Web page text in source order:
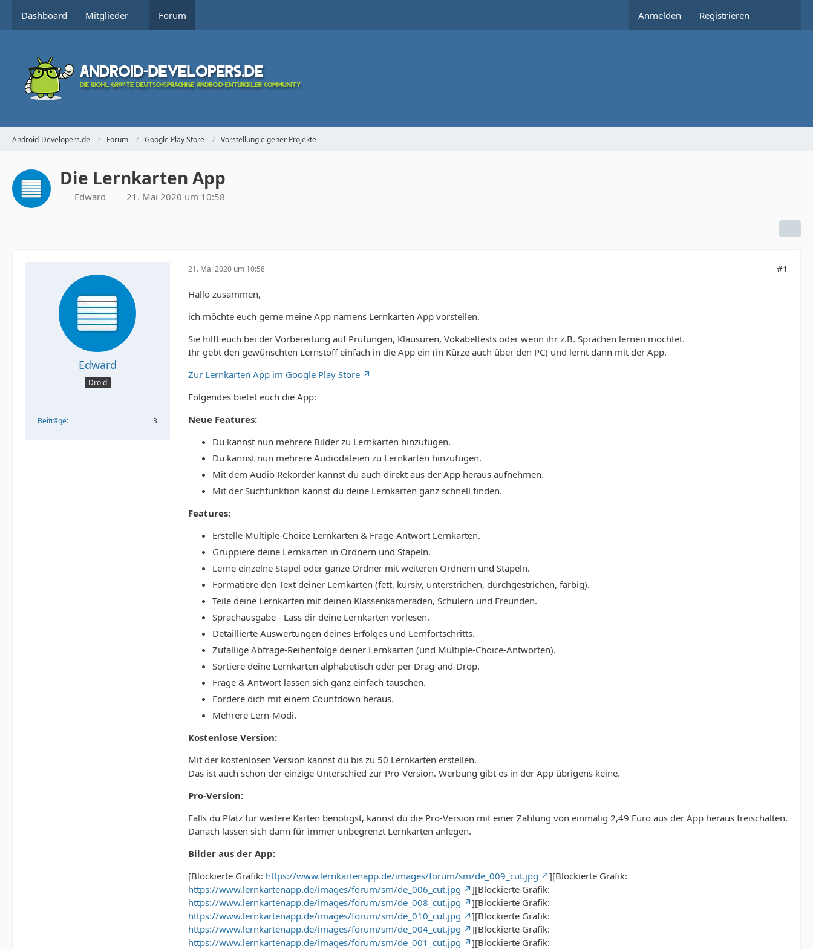
Dashboard Mitglieder Forum Anmelden Registrieren
Android-Developers.de Forum Google Play Store Vorstellung eigener Projekte
Die Lernkarten App
Edward 21. Mai 2020 um 10:58
Edward
Droid
Beiträge 3
21. Mai 2020 um 10:58 #1
Hallo zusammen,
ich möchte euch gerne meine App namens Lernkarten App vorstellen.
Sie hilft euch bei der Vorbereitung auf Prüfungen, Klausuren, Vokabeltests oder wenn ihr z.B. Sprachen lernen möchtet.
Ihr gebt den gewünschten Lernstoff einfach in die App ein (in Kürze auch über den PC) und lernt dann mit der App.
Zur Lernkarten App im Google Play Store
Folgendes bietet euch die App:
Neue Features:
Du kannst nun mehrere Bilder zu Lernkarten hinzufügen.
Du kannst nun mehrere Audiodateien zu Lernkarten hinzufügen.
Mit dem Audio Rekorder kannst du auch direkt aus der App heraus aufnehmen.
Mit der Suchfunktion kannst du deine Lernkarten ganz schnell finden.
Features:
Erstelle Multiple-Choice Lernkarten & Frage-Antwort Lernkarten.
Gruppiere deine Lernkarten in Ordnern und Stapeln.
Lerne einzelne Stapel oder ganze Ordner mit weiteren Ordnern und Stapeln.
Formatiere den Text deiner Lernkarten (fett, kursiv, unterstrichen, durchgestrichen, farbig).
Teile deine Lernkarten mit deinen Klassenkameraden, Schülern und Freunden.
Sprachausgabe - Lass dir deine Lernkarten vorlesen.
Detaillierte Auswertungen deines Erfolges und Lernfortschritts.
Zufällige Abfrage-Reihenfolge deiner Lernkarten (und Multiple-Choice-Antworten).
Sortiere deine Lernkarten alphabetisch oder per Drag-and-Drop.
Frage & Antwort lassen sich ganz einfach tauschen.
Fordere dich mit einem Countdown heraus.
Mehrere Lern-Modi.
Kostenlose Version:
Mit der kostenlosen Version kannst du bis zu 50 Lernkarten erstellen.
Das ist auch schon der einzige Unterschied zur Pro-Version. Werbung gibt es in der App übrigens keine.
Pro-Version:
Falls du Platz für weitere Karten benötigst, kannst du die Pro-Version mit einer Zahlung von einmalig 2,49 Euro aus der App heraus freischalten.
Danach lassen sich dann für immer unbegrenzt Lernkarten anlegen.
Bilder aus der App:
[Blockierte Grafik: https://www.lernkartenapp.de/images/forum/sm/de_009_cut.jpg
][Blockierte Grafik:
https://www.lernkartenapp.de/images/forum/sm/de_006_cut.jpg
][Blockierte Grafik:
https://www.lernkartenapp.de/images/forum/sm/de_008_cut.jpg
][Blockierte Grafik:
https://www.lernkartenapp.de/images/forum/sm/de_010_cut.jpg
][Blockierte Grafik:
https://www.lernkartenapp.de/images/forum/sm/de_004_cut.jpg
][Blockierte Grafik:
https://www.lernkartenapp.de/images/forum/sm/de_001_cut.jpg
][Blockierte Grafik: